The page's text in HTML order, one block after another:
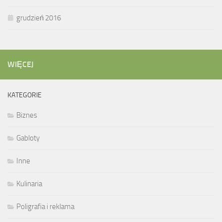
grudzień 2016
WIĘCEJ
KATEGORIE
Biznes
Gabloty
Inne
Kulinaria
Poligrafia i reklama